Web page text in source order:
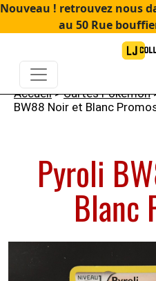
Nouveau ! retrouvez nous
au 50 Rue
Accueil>Cartes Pokémon
BW88 Noir et Blanc
Pyroli
Blanc